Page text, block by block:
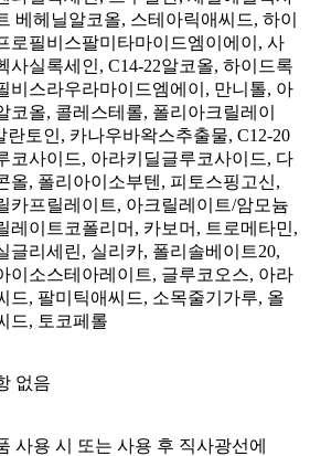
베헤닐알코올, 스테아릭애씨드, 하이
로필비스팔미타마이드엠이에이, 사
사실록세인, C14-22알코올, 하이드록
비스라우라마이드엠에이, 만니톨, 아
코올, 콜레스테롤, 폴리아크릴레이
란토인, 카나우바왁스추출물, C12-20
코사이드, 아라키딜글루코사이드, 다
올, 폴리아이소부텐, 피토스핑고신,
카프릴레이트, 아크릴레이트/암모늄
레이트코폴리머, 카보머, 트로메타민,
글리세린, 실리카, 폴리솔베이트20,
이소스테아레이트, 글루코오스, 아라
드, 팔미틱애씨드, 소목줄기가루, 올
드, 토코페롤
없음
사용 시 또는 사용 후 직사광선에